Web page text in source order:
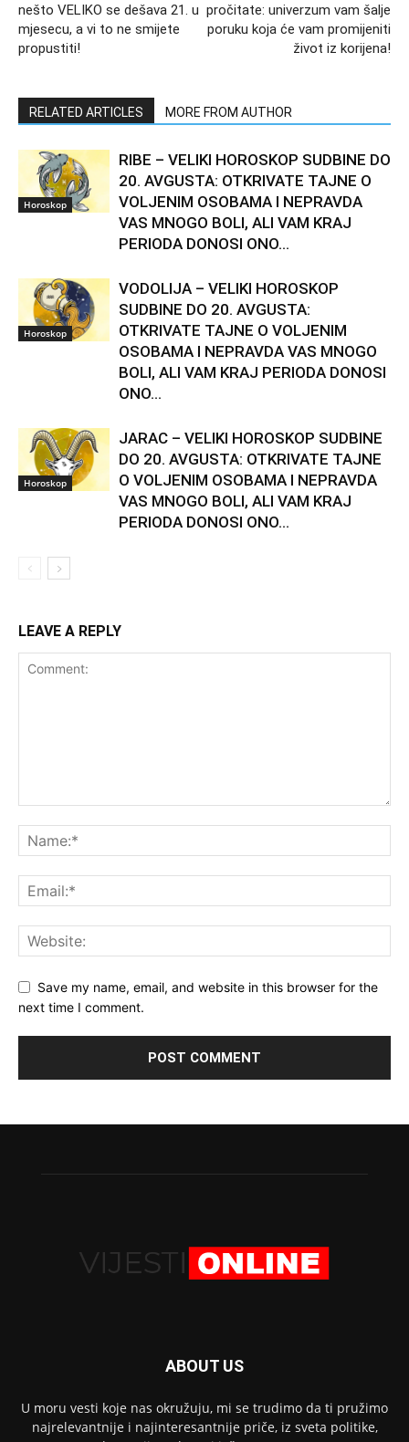
nešto VELIKO se dešava 21. u
mjesecu, a vi to ne smijete
propustiti!
pročitate: univerzum vam šalje
poruku koja će vam promijeniti
život iz korijena!
RELATED ARTICLES MORE FROM AUTHOR
Horoskop
RIBE – VELIKI HOROSKOP SUDBINE DO
20. AVGUSTA: OTKRIVATE TAJNE O
VOLJENIM OSOBAMA I NEPRAVDA
VAS MNOGO BOLI, ALI VAM KRAJ
PERIODA DONOSI ONO...
Horoskop
VODOLIJA – VELIKI HOROSKOP
SUDBINE DO 20. AVGUSTA:
OTKRIVATE TAJNE O VOLJENIM
OSOBAMA I NEPRAVDA VAS MNOGO
BOLI, ALI VAM KRAJ PERIODA DONOSI
ONO...
Horoskop
JARAC – VELIKI HOROSKOP SUDBINE
DO 20. AVGUSTA: OTKRIVATE TAJNE
O VOLJENIM OSOBAMA I NEPRAVDA
VAS MNOGO BOLI, ALI VAM KRAJ
PERIODA DONOSI ONO...
LEAVE A REPLY
Save my name, email, and website in this browser for the
next time I comment.
ABOUT US
U moru vesti koje nas okružuju, mi se trudimo da ti pružimo
najrelevantnije i najinteresantnije priče, iz sveta politike,